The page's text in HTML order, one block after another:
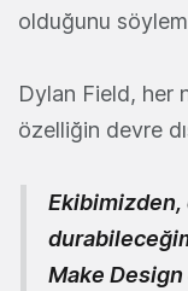
olduğunu
Dylan Field, her
özelliğin devre
Ekibimizden,
Make